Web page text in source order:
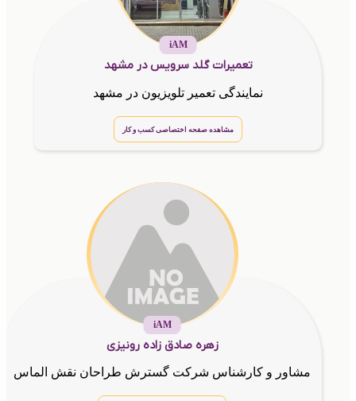
iAM
تعمیرات گلد سرویس در مشهد
نمایندگی تعمیر تلویزیون در مشهد
مشاهده صفحه اختصاصی کسب و کار
iAM
زهره صادق زاده رونیزی
مشاور و کارشناس شرکت گسترش طراحان نقش الماس